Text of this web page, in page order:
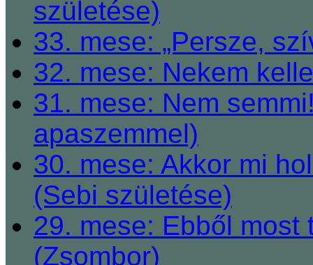
születése)
33. mese: „Persze,
32. mese: Nekem
31. mese: Nem
apaszemmel)
30. mese: Akkor mi
(Sebi születése)
29. mese: Ebből
(Zsombor)